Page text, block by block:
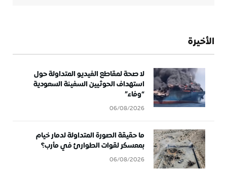
الأخيرة
لا صحة لمقاطع الفيديو المتداولة حول
استهداف الحوثيين السفينة السعودية
“وفاء”
06/08/2026
ما حقيقة الصورة المتداولة لدمار خيام
بمعسكر لقوات الطوارئ في مأرب؟
06/08/2026